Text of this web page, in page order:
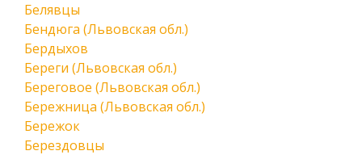
Белявцы
Бендюга (Львовская обл.)
Бердыхов
Береги (Львовская обл.)
Береговое (Львовская обл.)
Бережница (Львовская обл.)
Бережок
Берездовцы